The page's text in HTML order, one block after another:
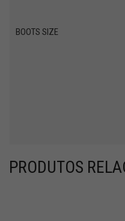
BOOTS SIZE
PRODUTOS